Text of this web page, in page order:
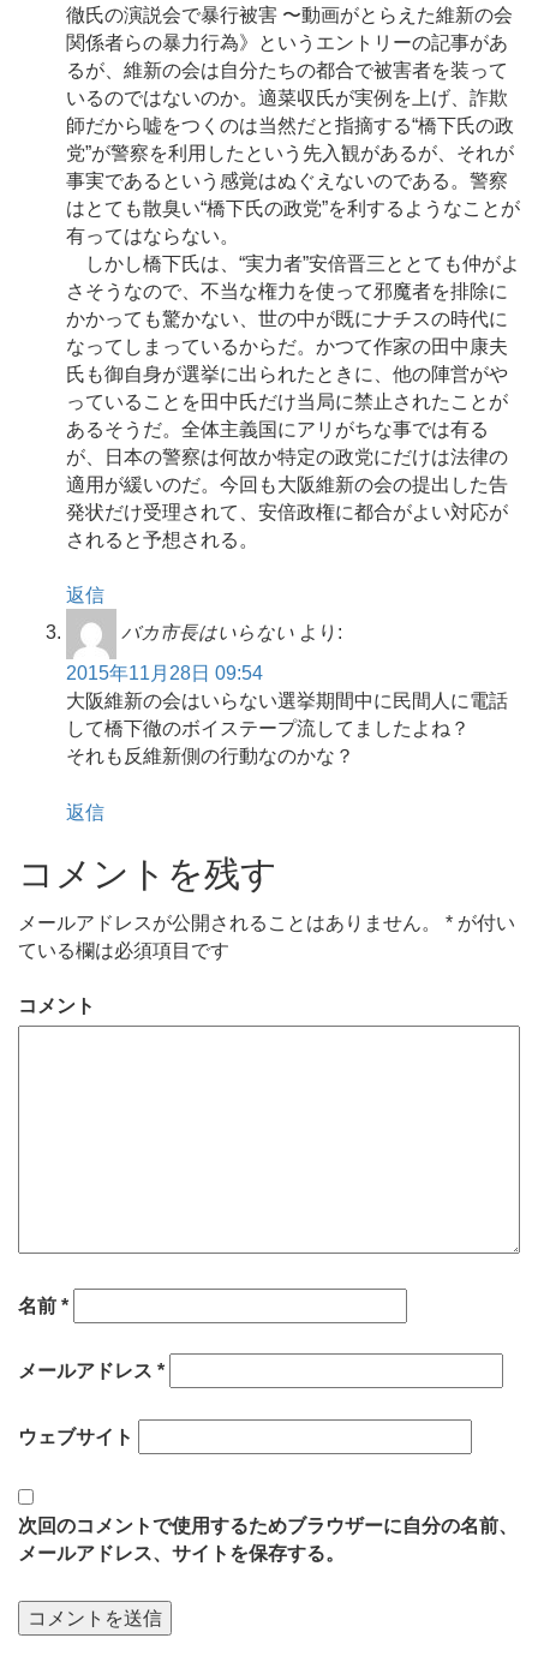
徹氏の演説会で暴行被害 〜動画がとらえた維新の会
関係者らの暴力行為》というエントリーの記事があ
るが、維新の会は自分たちの都合で被害者を装って
いるのではないのか。適菜収氏が実例を上げ、詐欺
師だから嘘をつくのは当然だと指摘する“橋下氏の政
党”が警察を利用したという先入観があるが、それが
事実であるという感覚はぬぐえないのである。警察
はとても散臭い“橋下氏の政党”を利するようなことが
有ってはならない。
しかし橋下氏は、“実力者”安倍晋三ととても仲がよ
さそうなので、不当な権力を使って邪魔者を排除に
かかっても驚かない、世の中が既にナチスの時代に
なってしまっているからだ。かつて作家の田中康夫
氏も御自身が選挙に出られたときに、他の陣営がや
っていることを田中氏だけ当局に禁止されたことが
あるそうだ。全体主義国にアリがちな事では有る
が、日本の警察は何故か特定の政党にだけは法律の
適用が緩いのだ。今回も大阪維新の会の提出した告
発状だけ受理されて、安倍政権に都合がよい対応が
されると予想される。
返信
バカ市長はいらない より:
2015年11月28日 09:54
大阪維新の会はいらない選挙期間中に民間人に電話
して橋下徹のボイステープ流してましたよね？
それも反維新側の行動なのかな？
返信
コメントを残す
メールアドレスが公開されることはありません。 * が付い
ている欄は必須項目です
コメント
名前 *
メールアドレス *
ウェブサイト
次回のコメントで使用するためブラウザーに自分の名前、
メールアドレス、サイトを保存する。